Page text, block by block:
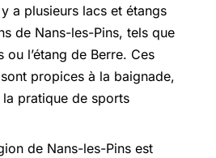
a plusieurs lacs et étangs
de Nans-les-Pins, tels que
ou l’étang de Berre. Ces
sont propices à la baignade,
pratique de sports
de Nans-les-Pins est